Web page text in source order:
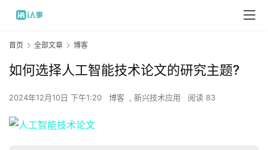
首页 全部文章 博客
如何选择人工智能技术论文的研究主题?
2024年12月10日 下午1:20 博客 , 新兴技术应用 阅读 83